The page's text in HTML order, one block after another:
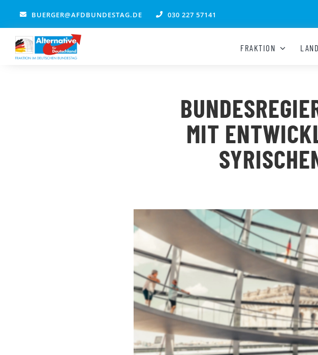
springen
BUERGER@AFDBUNDESTAG.DE 030 227 57141
FRAKTION
MIT